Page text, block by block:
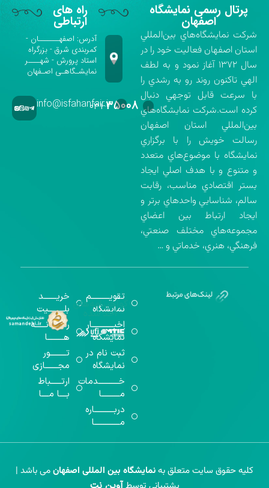
پرتال رسمی نمایشگاه
اصفهان
شركت نمايشگاه‌هاي بين‌المللي
استان اصفهان فعاليت خود را در
سال ۱۳۷۲ آغاز نمود و به لطف
الهي تاكنون روند رو به رشدي را
با سرعت قابل توجهي دنبال
كرده است.شركت نمايشگاه‌هاي
بين‌المللي استان اصفهان
رسالت خويش را با برگزاري
نمايشگاه با موضوع‌هاي متعدد
و متنوع و با هدف اصلي ايجاد
بستر اقتصادي مناسب، رقابت
سالم، شناسايي واحدهاي برتر و
ايجاد ارتباط بين اعضاي
مجموعه‌هاي مختلف صنعتي،
فرهنگي، هنري، خدماتي و …
راه های
ارتباطی
آدرس: اصفهـــــــان -
کمربندی شرق - بزرگراه
استاد پرورش - شهــــر
نمایشـگاهـی اصـفهان
۰۳۱-۳۵۰۰۸info@isfahanfair.ir
تقویــــــــــم
نمایشگاه
اخبــــــــــــار
نمایشگاه
ثبت نام در
نمایشگاه
خـــــــــــدمات
مــــــــــا
دربـــــــــــاره
مــــــــــــــا
خریـــــــد
بلـــــــــیت
رســـــانــــــه
هـــــــــا
تـــــــــور
مجـــــــازی
ارتــــــباط
بــــا مــــا
گواهینامه‌های
اخذ شده
کلیه حقوق سایت متعلق بهنمایشگاه بین المللی اصفهانمی باشد |